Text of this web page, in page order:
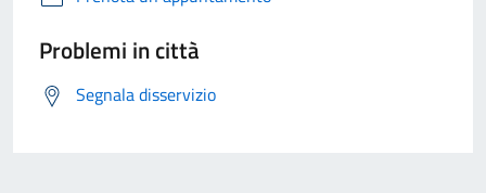
Problemi in città
Segnala disservizio